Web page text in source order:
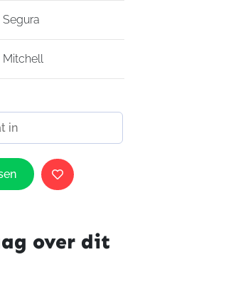
Segura
Mitchell
over dit